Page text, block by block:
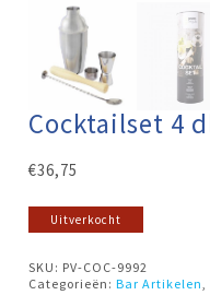
Cocktailset 4
€36,75
Uitverkocht
SKU: PV-COC-9992
Categorieën:Bar Artikelen